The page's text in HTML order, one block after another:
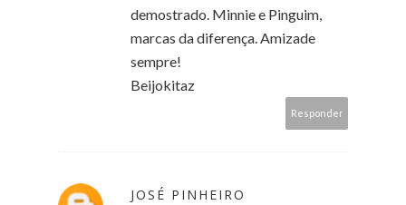
demostrado. Minnie e Pinguim,
marcas da diferença. Amizade
sempre!
Beijokitaz
Responder
JOSÉ PINHEIRO